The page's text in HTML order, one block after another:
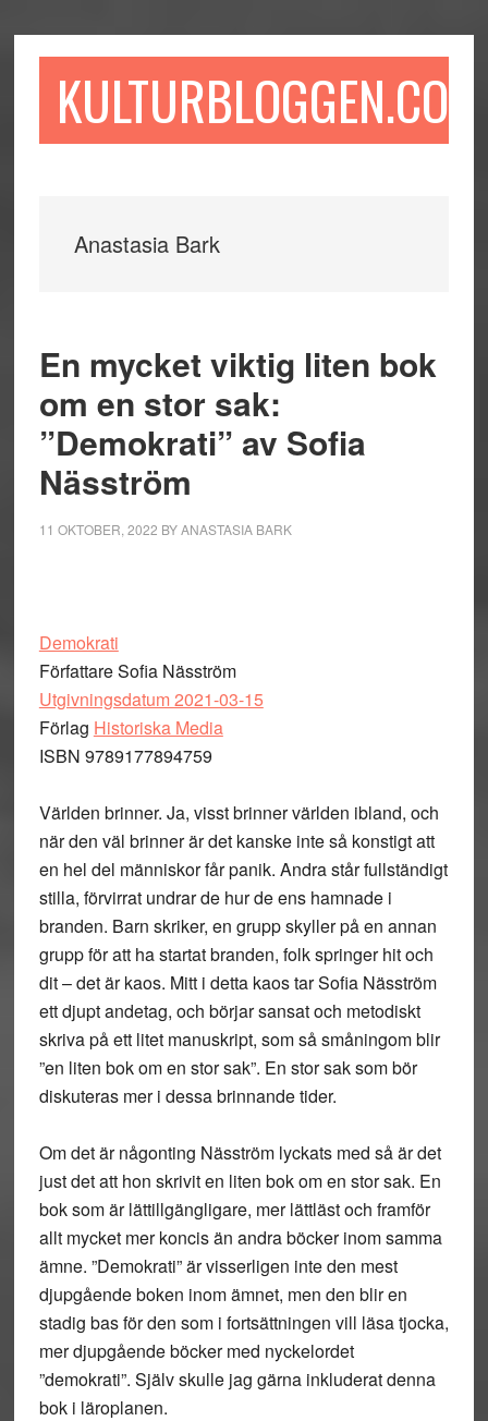
till
till
sidofältet
till
KULTURBLOGGEN.COM
Anastasia Bark
En mycket viktig liten bok
om en stor sak:
”Demokrati” av Sofia
Näsström
11 OKTOBER, 2022 BYANASTASIA BARK
Demokrati
Författare Sofia Näsström
Utgivningsdatum 2021-03-15
Förlag Historiska Media
ISBN 9789177894759
Världen brinner. Ja, visst brinner världen ibland, och
när den väl brinner är det kanske inte så konstigt att
en hel del människor får panik. Andra står fullständigt
stilla, förvirrat undrar de hur de ens hamnade i
branden. Barn skriker, en grupp skyller på en annan
grupp för att ha startat branden, folk springer hit och
dit – det är kaos. Mitt i detta kaos tar Sofia Näsström
ett djupt andetag, och börjar sansat och metodiskt
skriva på ett litet manuskript, som så småningom blir
”en liten bok om en stor sak”. En stor sak som bör
diskuteras mer i dessa brinnande tider.
Om det är någonting Näsström lyckats med så är det
just det att hon skrivit en liten bok om en stor sak. En
bok som är lättillgängligare, mer lättläst och framför
allt mycket mer koncis än andra böcker inom samma
ämne. ”Demokrati” är visserligen inte den mest
djupgående boken inom ämnet, men den blir en
stadig bas för den som i fortsättningen vill läsa tjocka,
mer djupgående böcker med nyckelordet
”demokrati”. Själv skulle jag gärna inkluderat denna
bok i läroplanen.